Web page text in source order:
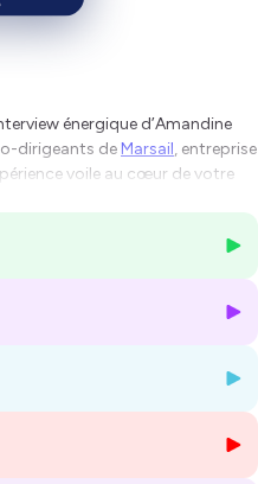
énergique d’Amandine
dirigeants deMarsail, entreprise
voile au cœur de votre
équipe de 7 collaborateurs, ils
voile au service des entreprises
pour sortir de leur zone de
la confiance est la clé de la
la confiance dans les
soi mais aussi la confiance en
Et l’idée ça était